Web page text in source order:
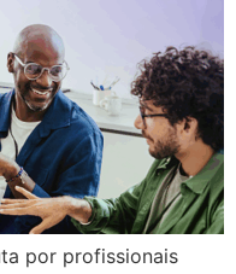
por profissionais